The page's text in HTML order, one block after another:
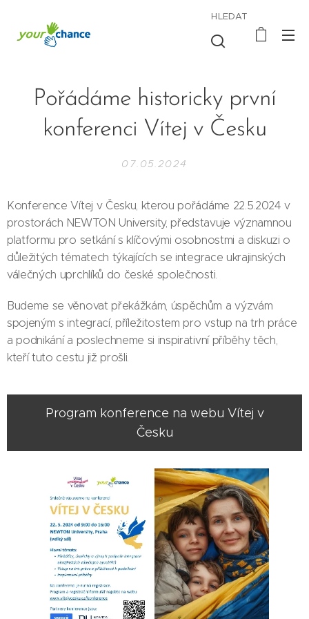
HLEDAT
Pořádáme historicky první
konferenci Vítej v Česku
07.05.2024
Konference Vítej v Česku, kterou pořádáme 22.5.2024 v
prostorách NEWTON University, představuje významnou
platformu pro setkání s klíčovými osobnostmi a diskuzi o
důležitých tématech týkajících se integrace ukrajinských
válečných uprchlíků do české společnosti.
Budeme se věnovat překážkám, úspěchům a výzvám
spojeným s integrací, příležitostem pro vstup na trh práce
a podnikání a poslechneme si inspirativní příběhy těch,
kteří tuto cestu již prošli.
Program konference na webu Vítej v
Česku